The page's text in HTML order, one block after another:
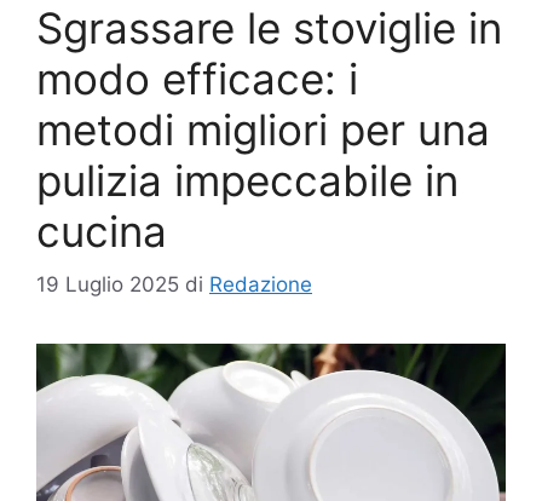
Sgrassare le stoviglie in
modo efficace: i
metodi migliori per una
pulizia impeccabile in
cucina
19 Luglio 2025 di Redazione